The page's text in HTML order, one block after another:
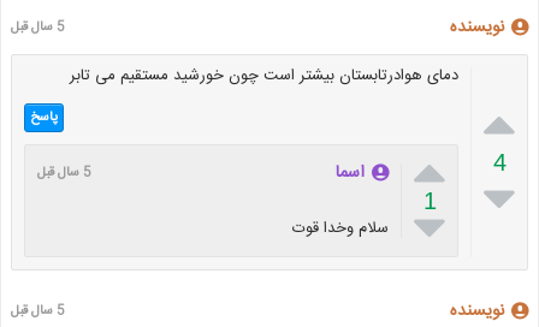
نویسنده 5 سال قبل

4

دمای هوادرتابستان بیشتر است چون خورشید مستقیم می تابر
پاسخ

1

اسما 5 سال قبل
سلام وخدا قوت
نویسنده 5 سال قبل